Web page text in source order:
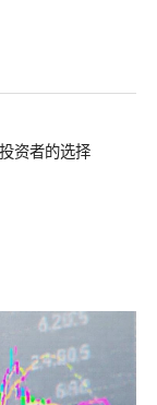
资者的选择